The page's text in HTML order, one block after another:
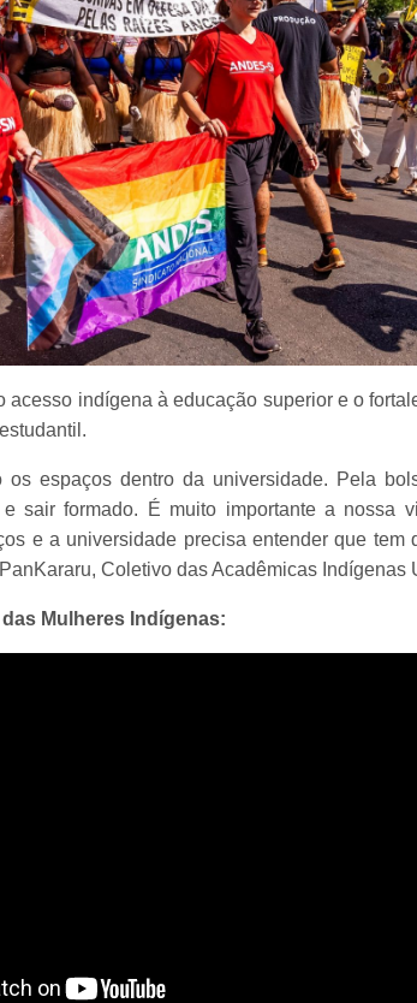
acesso indígena à educação superior e o
os espaços dentro da universidade. Pela
sair formado. É muito importante a nossa
e a universidade precisa entender que tem
Coletivo das Acadêmicas Indígenas
Mulheres Indígenas: